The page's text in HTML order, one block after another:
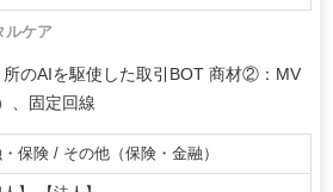
ルケア
のAIを駆使した取引BOT 商材②：MV
、固定回線
保険 / その他（保険・金融）